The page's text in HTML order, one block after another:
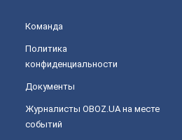
Команда
Политика
конфиденциальности
Документы
Журналисты OBOZ.UA на месте
событий